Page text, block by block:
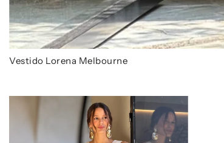
Vestido Lorena Melbourne